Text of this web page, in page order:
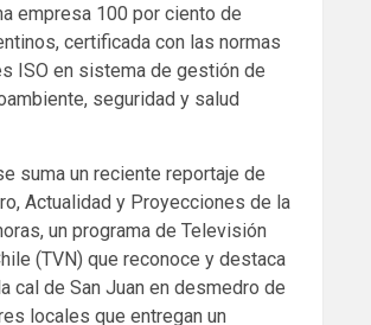
empresa 100 por ciento de
certificada con las normas
ISO en sistema de gestión de
seguridad y salud
suma un reciente reportaje de
Actualidad y Proyecciones de la
un programa de Televisión
(TVN) que reconoce y destaca
cal de San Juan en desmedro de
locales que entregan un